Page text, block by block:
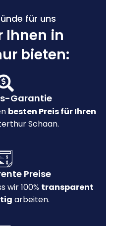
für uns
Ihnen in
bieten:
Garantie
besten Preis für Ihren
Schaan.
Preise
wir 100% transparent
arbeiten.